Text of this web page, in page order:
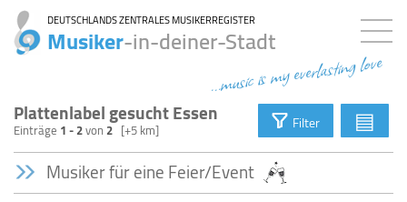
DEUTSCHLANDS ZENTRALES MUSIKERREGISTER
Musiker-in-deiner-Stadt
...music is my everlasting love
Plattenlabel gesucht Essen
Einträge 1 - 2von2[+5 km] Filter ▤
Musiker für eine Feier/Event